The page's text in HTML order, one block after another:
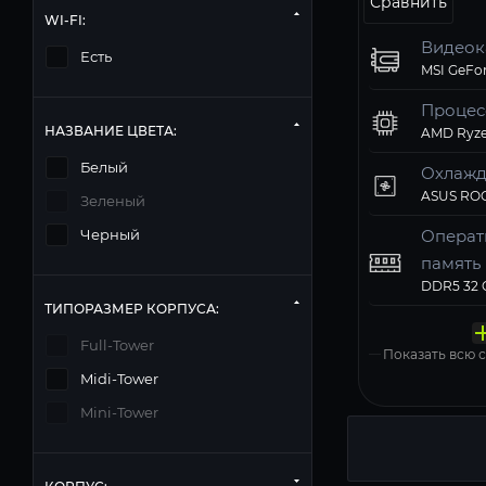
AMD
память
Gigabyte
Windows
Показать всю
WI-FI:
Есть
НАЗВАНИЕ ЦВЕТА:
Белый
Зеленый
Черный
ТИПОРАЗМЕР КОРПУСА:
Full-Tower
Midi-Tower
Mini-Tower